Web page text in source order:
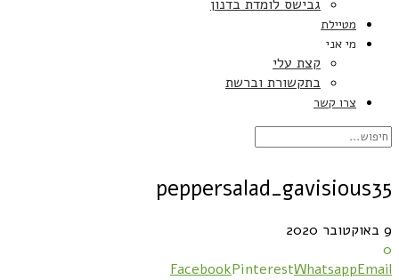
גבישס לומדת בדנון
מטיילת
מי אני
קצת עלי
בתקשורת וברשת
צרו קשר
peppersalad_gavisious35
9 באוקטובר 2020
0
FacebookPinterestWhatsappEmail